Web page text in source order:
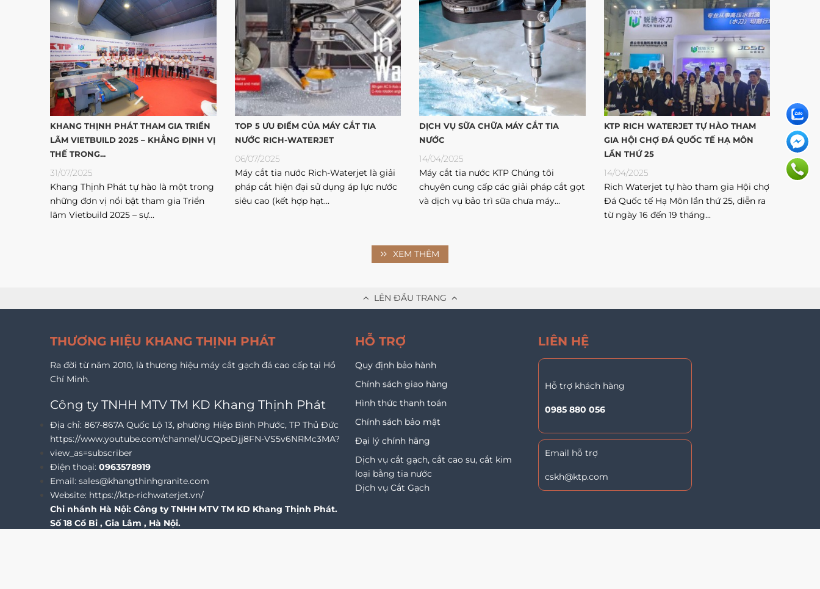
KHANG THỊNH PHÁT THAM GIA TRIỂN
LÃM VIETBUILD 2025 – KHẲNG ĐỊNH VỊ
THẾ TRONG...
31/07/2025
Khang Thịnh Phát tự hào là một trong
những đơn vị nổi bật tham gia Triển
lãm Vietbuild 2025 – sự...
TOP 5 ƯU ĐIỂM CỦA MÁY CẮT TIA
NƯỚC RICH-WATERJET
06/07/2025
Máy cắt tia nước Rich-Waterjet là giải
pháp cắt hiện đại sử dụng áp lực nước
siêu cao (kết hợp hạt...
DỊCH VỤ SỮA CHỮA MÁY CẮT TIA
NƯỚC
14/04/2025
Máy cắt tia nước KTP Chúng tôi
chuyên cung cấp các giải pháp cắt gọt
và dịch vụ bảo trì sữa chưa máy...
KTP RICH WATERJET TỰ HÀO THAM
GIA HỘI CHỢ ĐÁ QUỐC TẾ HẠ MÔN
LẦN THỨ 25
14/04/2025
Rich Waterjet tự hào tham gia Hội chợ
Đá Quốc tế Hạ Môn lần thứ 25, diễn ra
từ ngày 16 đến 19 tháng...
XEM THÊM
LÊN ĐẦU TRANG
THƯƠNG HIỆU KHANG THỊNH PHÁT
Ra đời từ năm 2010, là thương hiệu máy cắt gạch đá cao cấp tại Hồ
Chí Minh.
Công ty TNHH MTV TM KD Khang Thịnh Phát
Địa chỉ: 867-867A Quốc Lộ 13, phường Hiệp Bình Phước, TP Thủ Đức
https://www.youtube.com/channel/UCQpeDjj8FN-VS5v6NRMc3MA?
view_as=subscriber
Điện thoại: 0963578919
Email: sales@khangthinhgranite.com
Website: https://ktp-richwaterjet.vn/
Chi nhánh Hà Nội: Công ty TNHH MTV TM KD Khang Thịnh Phát.
Số 18 Cổ Bi , Gia Lâm , Hà Nội.
HỖ TRỢ
Quy định bảo hành
Chính sách giao hàng
Hình thức thanh toán
Chính sách bảo mật
Đại lý chính hãng
Dịch vụ cắt gạch, cắt cao su, cắt kim
loại bằng tia nước
Dịch vụ Cắt Gạch
LIÊN HỆ
Hỗ trợ khách hàng
0985 880 056
Email hỗ trợ
cskh@ktp.com